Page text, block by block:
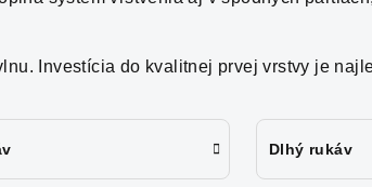
Investícia do kvalitnej prvej vrstvy je
Dlhý rukáv